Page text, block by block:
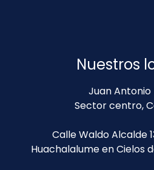
Nuestros
Juan Antonio
Sector centro,
Calle Waldo Alcalde
Huachalalume en Cielos